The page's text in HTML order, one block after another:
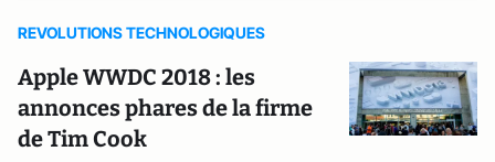
REVOLUTIONS TECHNOLOGIQUES
Apple WWDC 2018 : les
annonces phares de la firme
de Tim Cook